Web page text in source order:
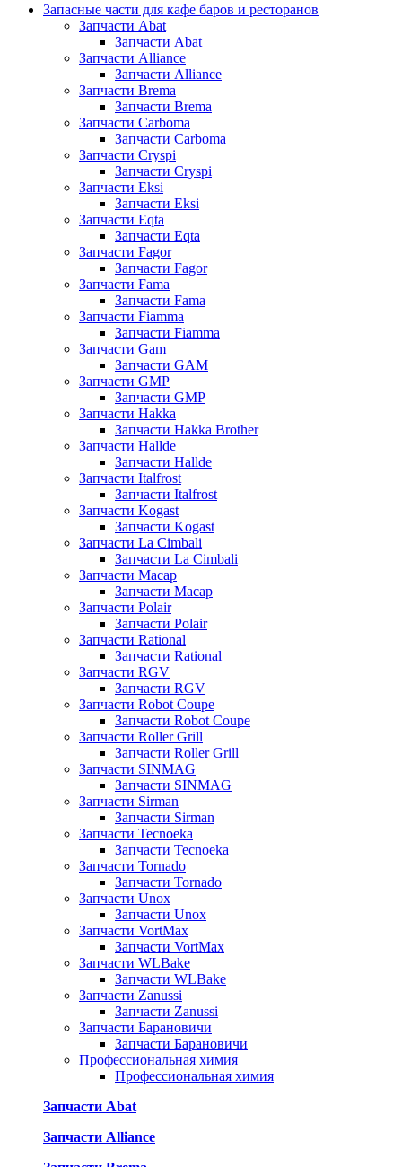
Запасные части для кафе баров и ресторанов
Запчасти Abat
Запчасти Abat
Запчасти Alliance
Запчасти Alliance
Запчасти Brema
Запчасти Brema
Запчасти Carboma
Запчасти Carboma
Запчасти Cryspi
Запчасти Cryspi
Запчасти Eksi
Запчасти Eksi
Запчасти Eqta
Запчасти Eqta
Запчасти Fagor
Запчасти Fagor
Запчасти Fama
Запчасти Fama
Запчасти Fiamma
Запчасти Fiamma
Запчасти Gam
Запчасти GAM
Запчасти GMP
Запчасти GMP
Запчасти Hakka
Запчасти Hakka Brother
Запчасти Hallde
Запчасти Hallde
Запчасти Italfrost
Запчасти Italfrost
Запчасти Kogast
Запчасти Kogast
Запчасти La Cimbali
Запчасти La Cimbali
Запчасти Macap
Запчасти Macap
Запчасти Polair
Запчасти Polair
Запчасти Rational
Запчасти Rational
Запчасти RGV
Запчасти RGV
Запчасти Robot Coupe
Запчасти Robot Coupe
Запчасти Roller Grill
Запчасти Roller Grill
Запчасти SINMAG
Запчасти SINMAG
Запчасти Sirman
Запчасти Sirman
Запчасти Tecnoeka
Запчасти Tecnoeka
Запчасти Tornado
Запчасти Tornado
Запчасти Unox
Запчасти Unox
Запчасти VortMax
Запчасти VortMax
Запчасти WLBake
Запчасти WLBake
Запчасти Zanussi
Запчасти Zanussi
Запчасти Барановичи
Запчасти Барановичи
Профессиональная химия
Профессиональная химия
Запчасти Abat
Запчасти Alliance